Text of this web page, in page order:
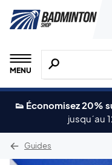
MENU
Recherche de
👟 Économisez 20%
jusqu´au
Guides